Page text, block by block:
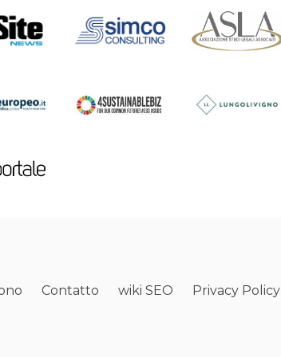
Contatto wiki SEO Privacy Policy